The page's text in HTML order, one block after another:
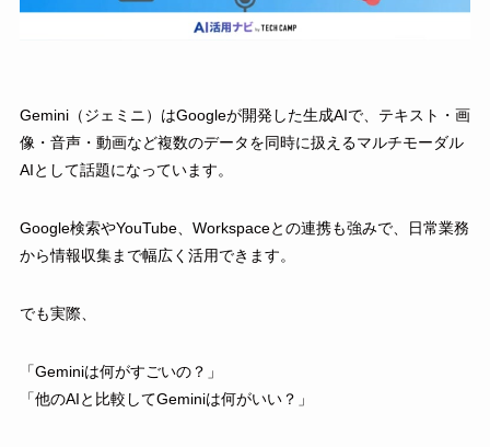
Gemini（ジェミニ）はGoogleが開発した生成AIで、テキスト・画
像・音声・動画など複数のデータを同時に扱えるマルチモーダル
AIとして話題になっています。
Google検索やYouTube、Workspaceとの連携も強みで、日常業務
から情報収集まで幅広く活用できます。
でも実際、
「Geminiは何がすごいの？」
「他のAIと比較してGeminiは何がいい？」